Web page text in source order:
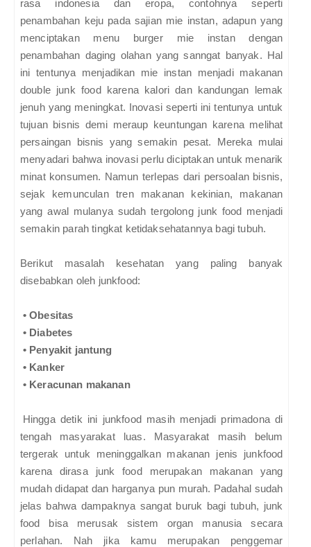
rasa indonesia dan eropa, contohnya seperti
penambahan keju pada sajian mie instan, adapun yang
menciptakan menu burger mie instan dengan
penambahan daging olahan yang sanngat banyak. Hal
ini tentunya menjadikan mie instan menjadi makanan
double junk food karena kalori dan kandungan lemak
jenuh yang meningkat. Inovasi seperti ini tentunya untuk
tujuan bisnis demi meraup keuntungan karena melihat
persaingan bisnis yang semakin pesat. Mereka mulai
menyadari bahwa inovasi perlu diciptakan untuk menarik
minat konsumen. Namun terlepas dari persoalan bisnis,
sejak kemunculan tren makanan kekinian, makanan
yang awal mulanya sudah tergolong junk food menjadi
semakin parah tingkat ketidaksehatannya bagi tubuh.
Berikut masalah kesehatan yang paling banyak
disebabkan oleh junkfood:
• Obesitas
• Diabetes
• Penyakit jantung
• Kanker
• Keracunan makanan
Hingga detik ini junkfood masih menjadi primadona di
tengah masyarakat luas. Masyarakat masih belum
tergerak untuk meninggalkan makanan jenis junkfood
karena dirasa junk food merupakan makanan yang
mudah didapat dan harganya pun murah. Padahal sudah
jelas bahwa dampaknya sangat buruk bagi tubuh, junk
food bisa merusak sistem organ manusia secara
perlahan. Nah jika kamu merupakan penggemar